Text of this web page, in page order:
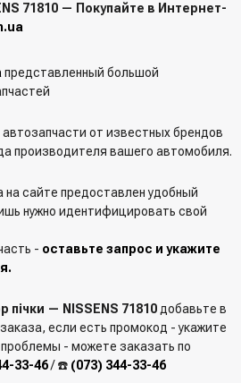
71810 — Покупайте в Интернет-
представленный большой
от известных брендов
производителя вашего автомобиля.
на сайте предоставлен удобный
нужно идентифицировать свой
- оставьте запрос и укажите
пічки — NISSENS 71810 добавьте в
если есть промокод - укажите
- можете заказать по
33-46/ ☎️ (073) 344-33-46